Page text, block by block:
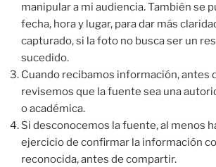
manipular a mi audiencia. También se
fecha, hora y lugar, para dar más
capturado, si la foto no busca ser un
sucedido.
Cuando recibamos información, antes
revisemos que la fuente sea una
o académica.
Si desconocemos la fuente, al menos
ejercicio de confirmar la información
reconocida, antes de compartir.